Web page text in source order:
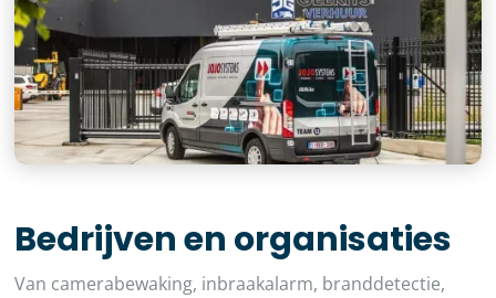
Bedrijven en organisaties
Van camerabewaking, inbraakalarm, branddetectie,